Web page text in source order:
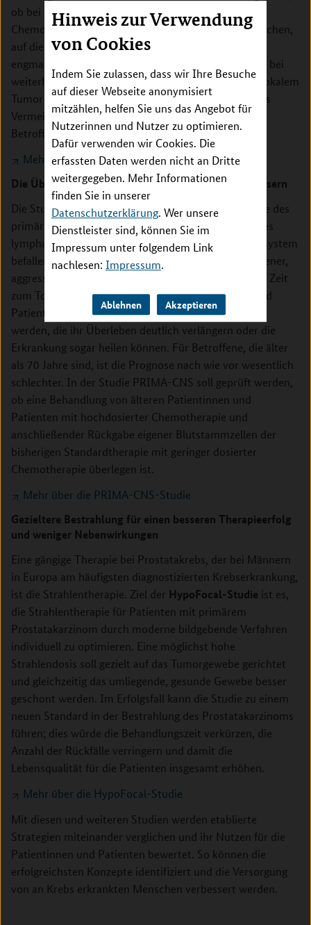
Hinweis zur Verwendung
von Cookies
Indem Sie zulassen, dass wir Ihre Besuche
auf dieser Webseite anonymisiert
mitzählen, helfen Sie uns das Angebot für
Nutzerinnen und Nutzer zu optimieren.
Dafür verwenden wir Cookies. Die
erfassten Daten werden nicht an Dritte
weitergegeben. Mehr Informationen
finden Sie in unserer
Datenschutzerklärung. Wer unsere
Dienstleister sind, können Sie im
Impressum unter folgendem Link
nachlesen: Impressum.
Ablehnen Akzeptieren
ob bei Patientinnen und Patienten, die gut auf die
Chemotherapie beziehungsweise Bestrahlung ansprechen,
auf die Operation verzichtet werden kann. Unter
engmaschiger Überwachung soll zugewartet und nur bei
weiterhin bestehendem oder bei wiederkehrendem lokalem
Tumor operiert werden. Im Erfolgsfall kann durch das
Vermeiden der Operation die Lebensqualität der
Betroffenen deutlich erhöht werden.
Mehr über die ESORES-Studie
Die Überlebenschancen für ältere Betroffene verbessern
Die StudiePRIMA-CNSbefasst sich mit der Therapie des
primären Lymphoms, einer bösartigen Erkrankung des
lymphatischen Systems, die auch das Zentralnervensystem
befallen kann. Diese Form des Lymphoms ist ein seltener,
aggressiver Tumor, der unbehandelt innerhalb kurzer Zeit
zum Tod führt. Für bis zu 70-jährige Patientinnen und
Patienten konnten bereits Behandlungen entwickelt
werden, die ihr Überleben deutlich verlängern oder die
Erkrankung sogar heilen können. Für Betroffene, die älter
als 70 Jahre sind, ist die Prognose nach wie vor wesentlich
schlechter. In der Studie PRIMA-CNS soll geprüft werden,
ob eine Behandlung von älteren Patientinnen und
Patienten mit hochdosierter Chemotherapie und
anschließender Rückgabe eigener Blutstammzellen der
bisherigen Standardtherapie mit geringer dosierter
Chemotherapie überlegen ist.
Mehr über die PRIMA-CNS-Studie
Gezieltere Bestrahlung für einen besseren Therapieerfolg
und weniger Nebenwirkungen
Eine gängige Therapie bei Prostatakrebs, der bei Männern
in Europa am häufigsten diagnostizierten Krebserkrankung,
ist die Strahlentherapie. Ziel der HypoFocal-Studie ist es,
die Strahlentherapie für Patienten mit primärem
Prostatakarzinom durch moderne bildgebende Verfahren
individuell zu optimieren. Eine möglichst hohe
Strahlendosis soll gezielt auf das Tumorgewebe gerichtet
und gleichzeitig das umliegende, gesunde Gewebe besser
geschont werden. Im Erfolgsfall kann die Studie zu einem
neuen Standard in der Bestrahlung des Prostatakarzinoms
führen; dies würde die Behandlungszeit verkürzen, die
Anzahl der Rückfälle verringern und damit die
Lebensqualität für die Patienten insgesamt erhöhen.
Mehr über die HypoFocal-Studie
Mit diesen und weiteren Studien werden etablierte
Strategien miteinander verglichen und ihr Nutzen für die
Patientinnen und Patienten bewertet. So können die
erfolgreichsten Konzepte identifiziert und die Versorgung
von an Krebs erkrankten Menschen verbessert werden.